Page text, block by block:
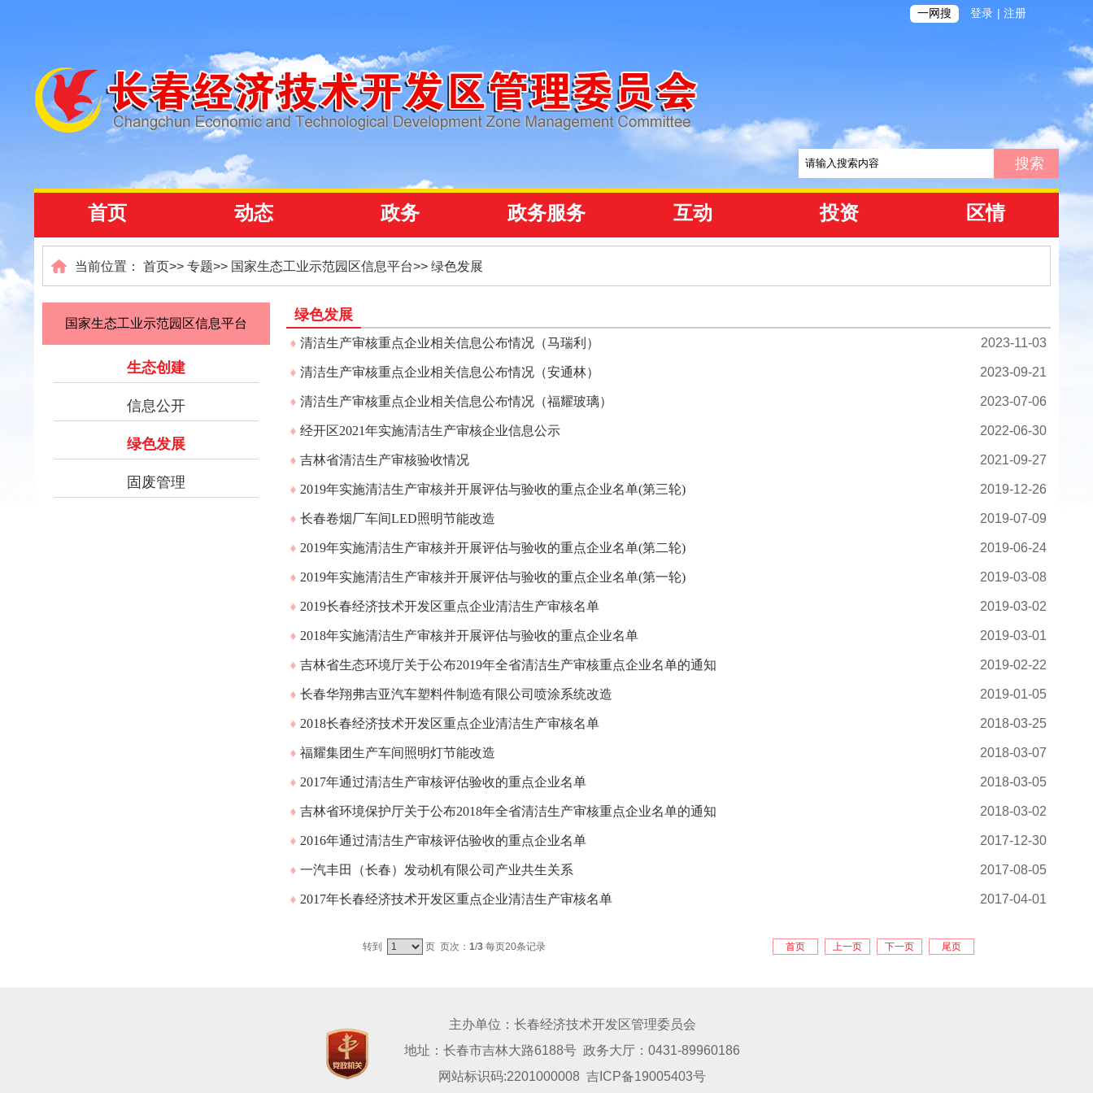
一网搜 登录 | 注册
首页 动态 政务 政务服务 互动 投资 区情
当前位置： 首页>> 专题>> 国家生态工业示范园区信息平台>> 绿色发展
国家生态工业示范园区信息平台
生态创建
信息公开
绿色发展
固废管理
绿色发展
清洁生产审核重点企业相关信息公布情况（马瑞利） 2023-11-03
清洁生产审核重点企业相关信息公布情况（安通林） 2023-09-21
清洁生产审核重点企业相关信息公布情况（福耀玻璃） 2023-07-06
经开区2021年实施清洁生产审核企业信息公示 2022-06-30
吉林省清洁生产审核验收情况 2021-09-27
2019年实施清洁生产审核并开展评估与验收的重点企业名单(第三轮) 2019-12-26
长春卷烟厂车间LED照明节能改造 2019-07-09
2019年实施清洁生产审核并开展评估与验收的重点企业名单(第二轮) 2019-06-24
2019年实施清洁生产审核并开展评估与验收的重点企业名单(第一轮) 2019-03-08
2019长春经济技术开发区重点企业清洁生产审核名单 2019-03-02
2018年实施清洁生产审核并开展评估与验收的重点企业名单 2019-03-01
吉林省生态环境厅关于公布2019年全省清洁生产审核重点企业名单的通知 2019-02-22
长春华翔弗吉亚汽车塑料件制造有限公司喷涂系统改造 2019-01-05
2018长春经济技术开发区重点企业清洁生产审核名单 2018-03-25
福耀集团生产车间照明灯节能改造 2018-03-07
2017年通过清洁生产审核评估验收的重点企业名单 2018-03-05
吉林省环境保护厅关于公布2018年全省清洁生产审核重点企业名单的通知 2018-03-02
2016年通过清洁生产审核评估验收的重点企业名单 2017-12-30
一汽丰田（长春）发动机有限公司产业共生关系 2017-08-05
2017年长春经济技术开发区重点企业清洁生产审核名单 2017-04-01
转到 页 页次： 1/3 每页20条记录 尾页
下一页
上一页
首页
主办单位：长春经济技术开发区管理委员会
地址：长春市吉林大路6188号 政务大厅：0431-89960186
网站标识码:2201000008 吉ICP备19005403号